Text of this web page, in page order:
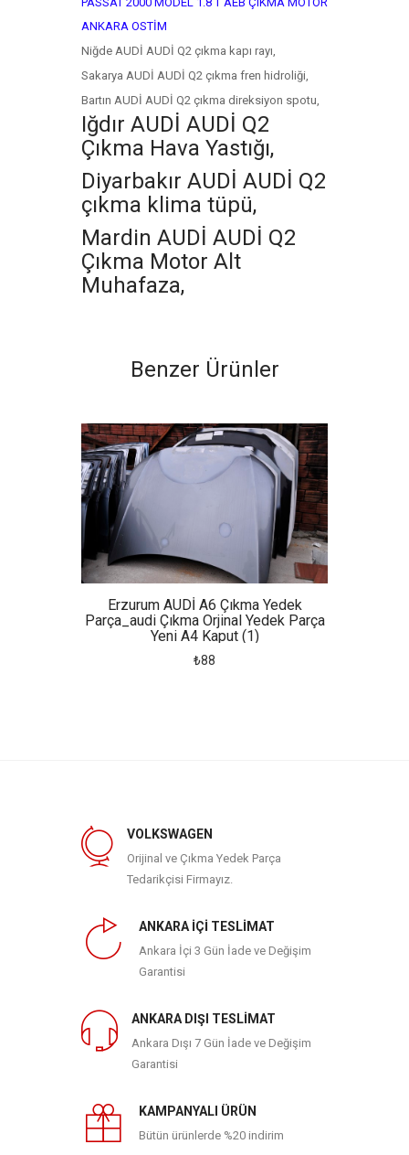
ANKARA OSTİM
Niğde AUDİ AUDİ Q2 çıkma kapı rayı,
Sakarya AUDİ AUDİ Q2 çıkma fren hidroliği,
Bartın AUDİ AUDİ Q2 çıkma direksiyon spotu,
Iğdır AUDİ AUDİ Q2
Çıkma Hava Yastığı,
Diyarbakır AUDİ AUDİ Q2
çıkma klima tüpü,
Mardin AUDİ AUDİ Q2
Çıkma Motor Alt
Muhafaza,
Benzer Ürünler
Erzurum AUDİ A6 Çıkma Yedek
Parça_audi Çıkma Orjinal Yedek Parça
Yeni A4 Kaput (1)
₺88
VOLKSWAGEN
Orijinal ve Çıkma Yedek Parça
Tedarikçisi Firmayız.
ANKARA İÇİ TESLİMAT
Ankara İçi 3 Gün İade ve Değişim
Garantisi
ANKARA DIŞI TESLİMAT
Ankara Dışı 7 Gün İade ve Değişim
Garantisi
KAMPANYALI ÜRÜN
Bütün ürünlerde %20 indirim